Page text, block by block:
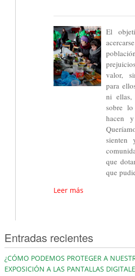
El
valor,
para
ni ellas,
sobre
hacen
sienten
que
que
Leer más
Entradas recientes
¿CÓMO PODEMOS PROTEGER A
EXPOSICIÓN A LAS PANTALLAS